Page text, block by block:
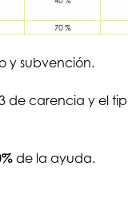
y subvención.
de carencia y el
de la ayuda.